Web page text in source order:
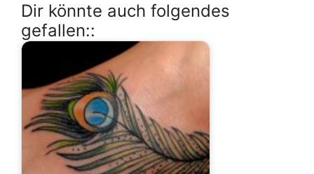
Dir könnte auch folgendes
gefallen::